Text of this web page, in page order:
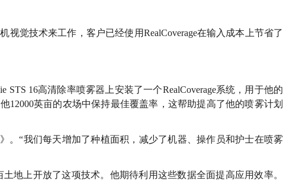
觉技术来工作，客户已经使用RealCoverage在输入成本上节省了
16高清除率喷雾器上安装了一个RealCoverage系统，用于他的
12000英亩的农场中保持最佳覆盖率，这帮助提高了他的喷雾计划
。“我们每天增加了种植面积，减少了机器、操作员和护士在喷雾
地上开放了这项技术。他期待利用这些数据全面提高应用效率。